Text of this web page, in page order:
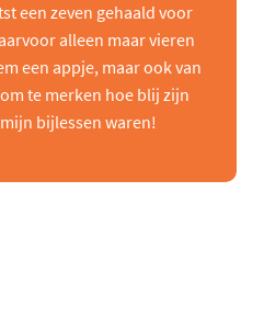
een zeven gehaald voor
alleen maar vieren
een appje, maar ook van
te merken hoe blij zijn
bijlessen waren!